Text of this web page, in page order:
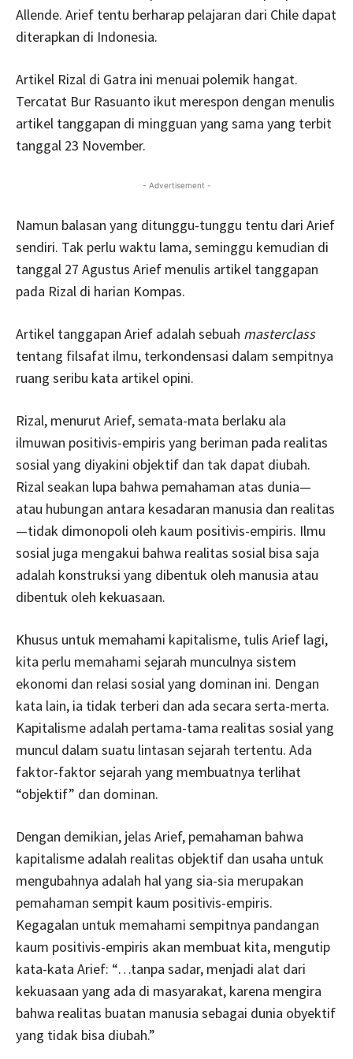
Allende. Arief tentu berharap pelajaran dari Chile dapat
diterapkan di Indonesia.
Artikel Rizal di Gatra ini menuai polemik hangat.
Tercatat Bur Rasuanto ikut merespon dengan menulis
artikel tanggapan di mingguan yang sama yang terbit
tanggal 23 November.
- Advertisement -
Namun balasan yang ditunggu-tunggu tentu dari Arief
sendiri. Tak perlu waktu lama, seminggu kemudian di
tanggal 27 Agustus Arief menulis artikel tanggapan
pada Rizal di harian Kompas.
Artikel tanggapan Arief adalah sebuah masterclass
tentang filsafat ilmu, terkondensasi dalam sempitnya
ruang seribu kata artikel opini.
Rizal, menurut Arief, semata-mata berlaku ala
ilmuwan positivis-empiris yang beriman pada realitas
sosial yang diyakini objektif dan tak dapat diubah.
Rizal seakan lupa bahwa pemahaman atas dunia—
atau hubungan antara kesadaran manusia dan realitas
—tidak dimonopoli oleh kaum positivis-empiris. Ilmu
sosial juga mengakui bahwa realitas sosial bisa saja
adalah konstruksi yang dibentuk oleh manusia atau
dibentuk oleh kekuasaan.
Khusus untuk memahami kapitalisme, tulis Arief lagi,
kita perlu memahami sejarah munculnya sistem
ekonomi dan relasi sosial yang dominan ini. Dengan
kata lain, ia tidak terberi dan ada secara serta-merta.
Kapitalisme adalah pertama-tama realitas sosial yang
muncul dalam suatu lintasan sejarah tertentu. Ada
faktor-faktor sejarah yang membuatnya terlihat
“objektif” dan dominan.
Dengan demikian, jelas Arief, pemahaman bahwa
kapitalisme adalah realitas objektif dan usaha untuk
mengubahnya adalah hal yang sia-sia merupakan
pemahaman sempit kaum positivis-empiris.
Kegagalan untuk memahami sempitnya pandangan
kaum positivis-empiris akan membuat kita, mengutip
kata-kata Arief: “…tanpa sadar, menjadi alat dari
kekuasaan yang ada di masyarakat, karena mengira
bahwa realitas buatan manusia sebagai dunia obyektif
yang tidak bisa diubah.”